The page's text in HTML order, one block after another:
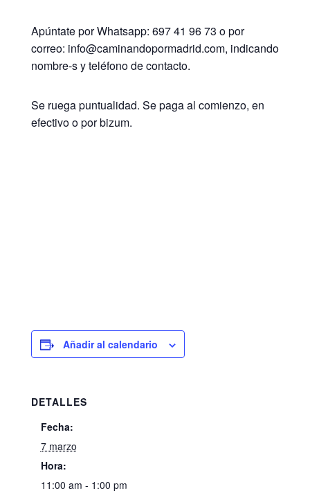
Apúntate por Whatsapp: 697 41 96 73 o por
correo: info@caminandopormadrid.com, indicando
nombre-s y teléfono de contacto.
Se ruega puntualidad. Se paga al comienzo, en
efectivo o por bizum.
Añadir al calendario
DETALLES
Fecha:
7 marzo
Hora:
11:00 am - 1:00 pm